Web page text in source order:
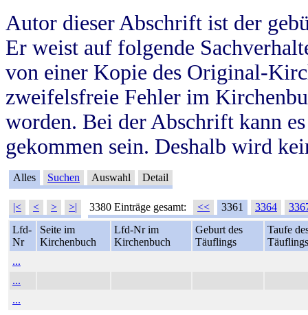
Autor dieser Abschrift ist der
Er weist auf folgende
von einer Kopie des Original-
zweifelsfreie Fehler im
worden. Bei der Abschrift kann
gekommen sein. Deshalb wird
Alles Suchen Auswahl Detail
|< < > >| 3380 Einträge gesamt: << 3361 3364
Lfd-
Nr
Seite im
Kirchenbuch
Lfd-Nr im
Kirchenbuch
Geburt des
Täuflings
Taufe
Täuflings
...
...
...